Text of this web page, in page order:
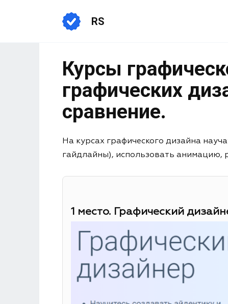
RS
Курсы
графических
сравнение.
На курсах графического дизайна
гайдлайны), использовать анимацию,
1 место. Графический